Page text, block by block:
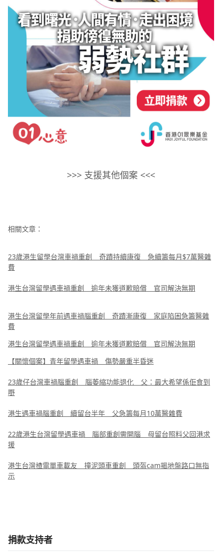
>>> 支援其他個案 <<<
相關文章：
23歲港生留學台灣車禍重創 奇蹟持續康復 急續籌每月$7萬醫雜
費
港生台灣留學遇車禍重創 逾年未獲道歉賠償 官司解決無期
港生台灣留學年前遇車禍腦重創 奇蹟漸康復 家庭陷困急籌醫雜
費
港生台灣留學遇車禍重創 逾年未獲道歉賠償 官司解決無期
【關懷個案】青年留學遇車禍 傷勢嚴重半昏迷
23歲仔台灣車禍腦重創 腦萎縮功能退化 父：最大希望係佢食到
嘢
港生遇車禍腦重創 續留台半年 父急籌每月10萬醫雜費
22歲港生台灣留學遇車禍 腦部重創需開腦 母留台照料父回港求
援
港生台灣揸電單車載友 撞泥頭車重創 頭盔cam揭地盤路口無指
示
捐款支持者